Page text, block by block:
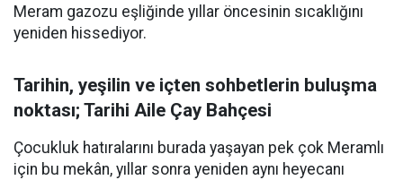
Meram gazozu eşliğinde yıllar öncesinin sıcaklığını
yeniden hissediyor.
Tarihin, yeşilin ve içten sohbetlerin buluşma
noktası; Tarihi Aile Çay Bahçesi
Çocukluk hatıralarını burada yaşayan pek çok Meramlı
için bu mekân, yıllar sonra yeniden aynı heyecanı